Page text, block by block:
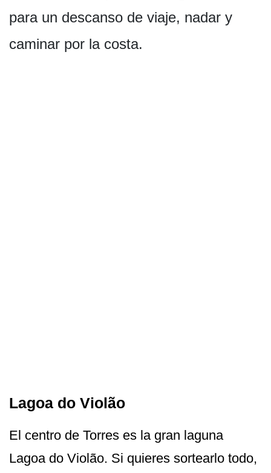
para un descanso de viaje, nadar y
caminar por la costa.
Lagoa do Violão
El centro de Torres es la gran laguna
Lagoa do Violão. Si quieres sortearlo todo,